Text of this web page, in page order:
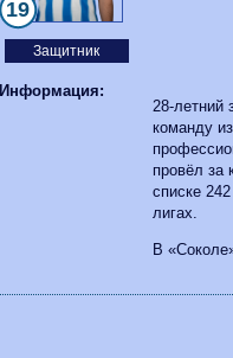
Защитник
19
Информация:
28-летний
команду
провёл за
списке
лигах.
В
Калуга
0-1